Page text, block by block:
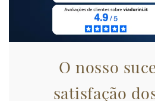
nostri partner che si occupano di
pubblicità e social media, i quali
con altre informazioni che ha
O nosso
satisfação